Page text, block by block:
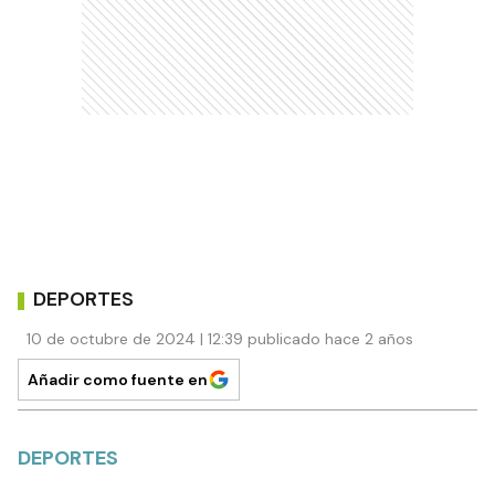
DEPORTES
10 de octubre de 2024 | 12:39 publicado hace 2 años
Añadir como fuente en
DEPORTES